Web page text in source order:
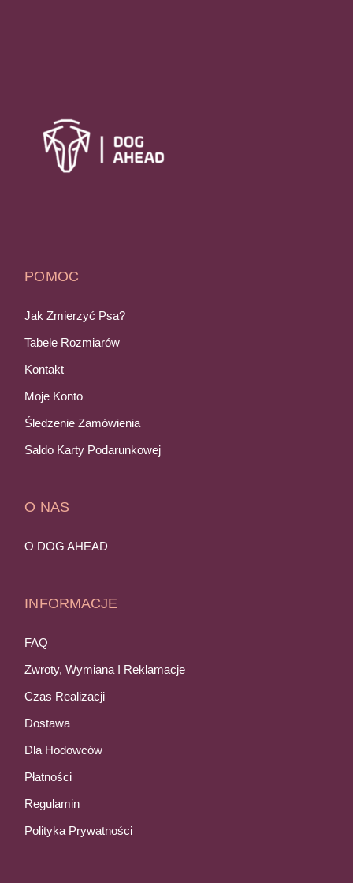
POMOC
Jak Zmierzyć Psa?
Tabele Rozmiarów
Kontakt
Moje Konto
Śledzenie Zamówienia
Saldo Karty Podarunkowej
O NAS
O DOG AHEAD
INFORMACJE
FAQ
Zwroty, Wymiana I Reklamacje
Czas Realizacji
Dostawa
Dla Hodowców
Płatności
Regulamin
Polityka Prywatności